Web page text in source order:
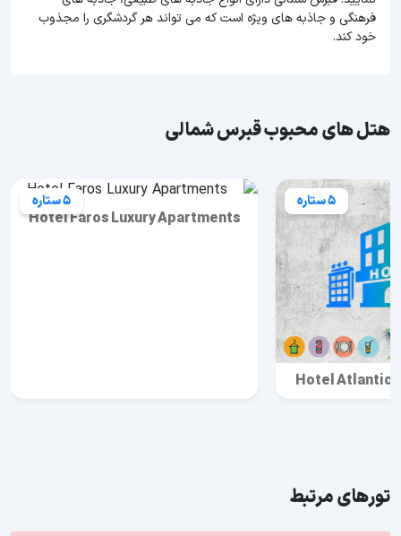
فرهنگی و جاذبه های ویژه است که می تواند هر گردشگری را مجذوب
خود کند.
هتل های محبوب قبرس شمالی
5 ستاره
Hotel
5 ستاره
Hotel Faros Luxury Apartments
تورهای مرتبط